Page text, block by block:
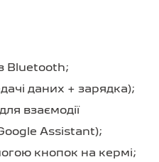
Bluetooth;
даних + зарядка);
взаємодії
Assistant);
кнопок на кермі;